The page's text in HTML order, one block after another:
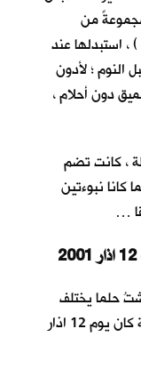
من
، استبدلها عند
النوم ؛ لأدون
دون أحلام ،
، كانت تضم
كانا نبوءتين
…
حلما يختلف
عن أحلام اليقظة السابقة. فتحت الصفحة كان يوم 12 اذار